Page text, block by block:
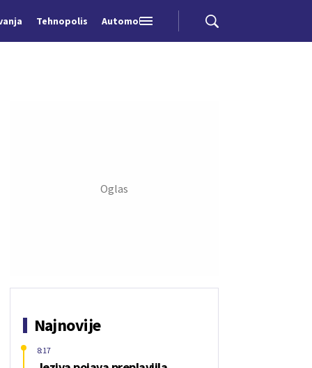
Tehnopolis Automobili
Najnovije
8:17